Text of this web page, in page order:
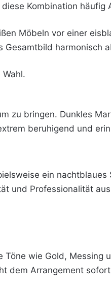
Kombination häufig
Möbeln vor einer
Gesamtbild harmonisch
zu bringen. Dunkles
beruhigend und
ein nachtblaues
und Professionalität
wie Gold, Messing
dem Arrangement